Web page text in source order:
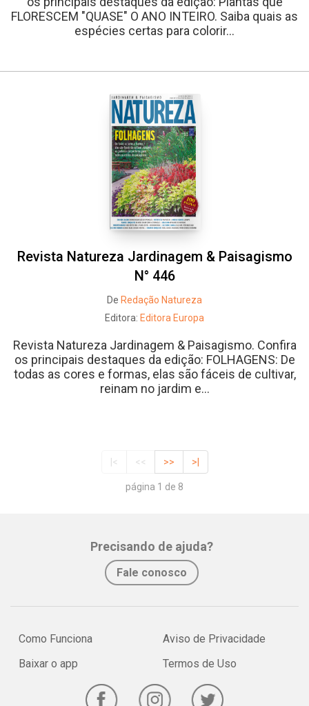
FLORESCEM "QUASE" O ANO INTEIRO. Saiba quais as
espécies certas para colorir...
Revista Natureza Jardinagem & Paisagismo
N° 446
De Redação Natureza
Editora: Editora Europa
Revista Natureza Jardinagem & Paisagismo. Confira
os principais destaques da edição: FOLHAGENS: De
todas as cores e formas, elas são fáceis de cultivar,
reinam no jardim e...
|< << >> >|
página 1 de 8
Precisando de ajuda?
Fale conosco
Como Funciona
Baixar o app
Aviso de Privacidade
Termos de Uso